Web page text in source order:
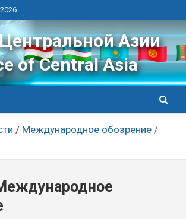
Азии
of Central Asia
Международное обозрение